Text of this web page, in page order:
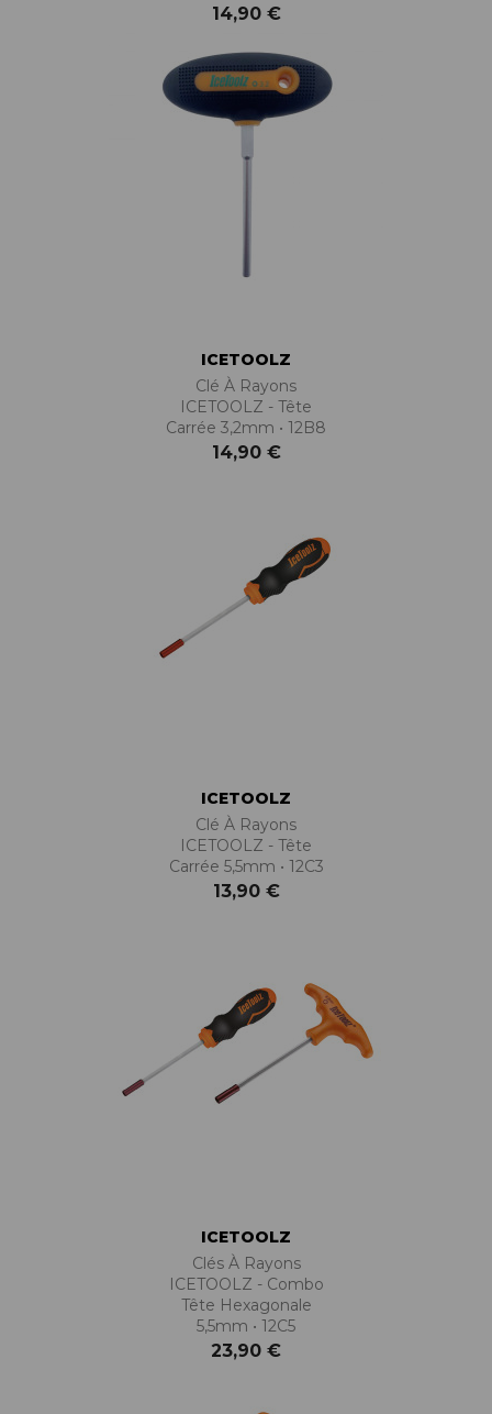
14,90 €
ICETOOLZ
Clé À Rayons
ICETOOLZ - Tête
Carrée 3,2mm • 12B8
14,90 €
ICETOOLZ
Clé À Rayons
ICETOOLZ - Tête
Carrée 5,5mm • 12C3
13,90 €
ICETOOLZ
Clés À Rayons
ICETOOLZ - Combo
Tête Hexagonale
5,5mm • 12C5
23,90 €